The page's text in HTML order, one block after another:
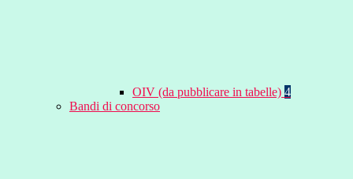
OIV (da pubblicare in tabelle) 4
Bandi di concorso